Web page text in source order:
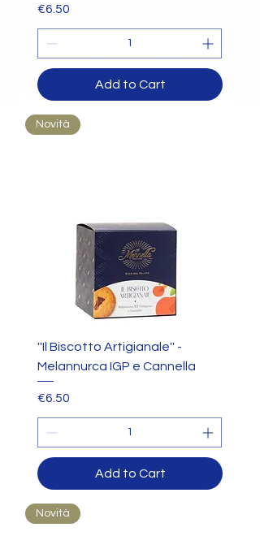
Price
€6.50
Add to Cart
Novità
''Il Biscotto Artigianale'' -
Melannurca IGP e Cannella
Price
€6.50
Add to Cart
Novità